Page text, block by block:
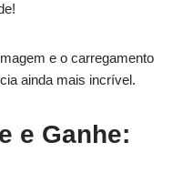
e o carregamento
ainda mais incrível.
e Ganhe: